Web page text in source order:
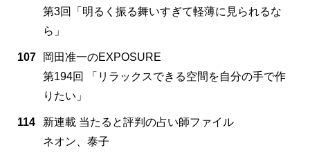
第3回「明るく振る舞いすぎて軽薄に見られるな
ら」
107
岡田准一のEXPOSURE
第194回 「リラックスできる空間を自分の手で作
りたい」
114
新連載 当たると評判の占い師ファイル
ネオン、泰子